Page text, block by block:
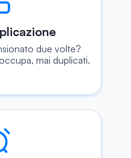
due volte?
mai duplicati.